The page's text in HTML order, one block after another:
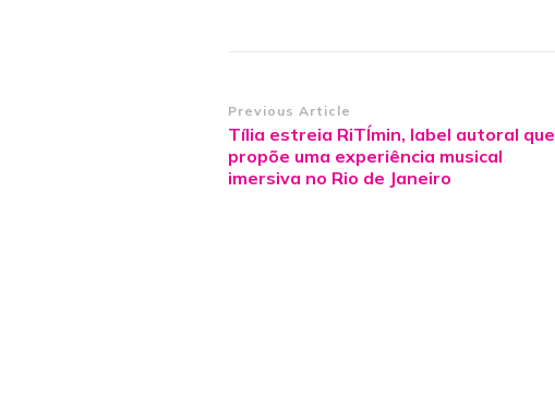
Post
Navigation
Previous Article
Tília estreia RiTÍmin, label autoral que
propõe uma experiência musical
imersiva no Rio de Janeiro